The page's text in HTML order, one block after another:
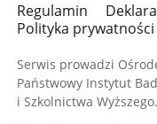
Regulamin
Polityka
Serwis prowadzi
Państwowy Instytut
i Szkolnictwa Wyższego.